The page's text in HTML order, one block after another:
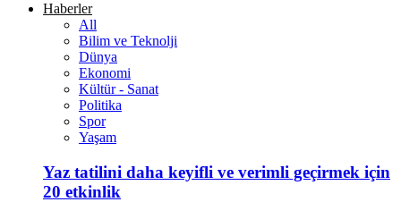
Haberler
All
Bilim ve Teknolji
Dünya
Ekonomi
Kültür - Sanat
Politika
Spor
Yaşam
Yaz tatilini daha keyifli ve verimli geçirmek için
20 etkinlik